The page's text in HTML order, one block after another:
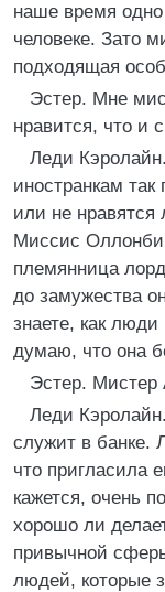
наше время одно
человеке. Зато
подходящая
Эстер. Мне
нравится, что и
Леди
иностранкам
или не нравятся
Миссис Оллонби
племянница
до замужества
знаете, как
думаю, что она
Эстер. Мистер
Леди
служит в банке.
что пригласила
кажется, очень
хорошо ли
привычной
людей, которые